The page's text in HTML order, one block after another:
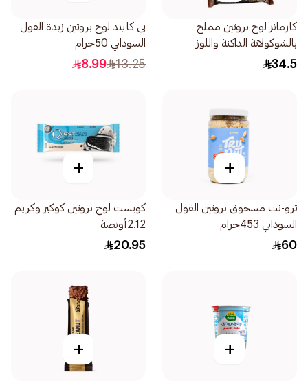
كارمانز لوح بروتين مملح
بالشوكولاتة الداكنة واللوز
200جرام
34.5
بي كايند لوح بروتين زبدة الفول
السوداني 50جرام
13.25
8.99
+
ترو-نت مسحوق بروتين الفول
السوداني 453جرام
60
+
كويست لوح بروتين كوكيز وكريم
2.12أونصة
20.95
+
+